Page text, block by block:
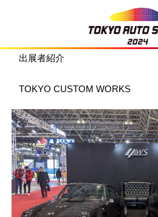
チケット
イベント
コンテスト
出展者紹介
TOKYO CUSTOM WORKS